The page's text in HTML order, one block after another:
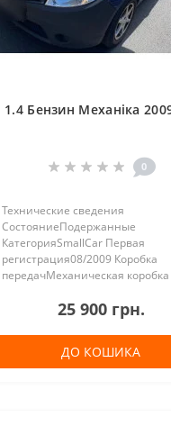
1.4 Бензин Механіка
0
Технические сведения
СостояниеПодержанные
КатегорияSmallCar Первая
регистрация08/2009 Коробка
передачМеханическая коробка
Пробег315 000 км Мощность55
(75 PS) Общий осмотр06/2024
по классификации
25 900 грн.
ДО КОШИКА